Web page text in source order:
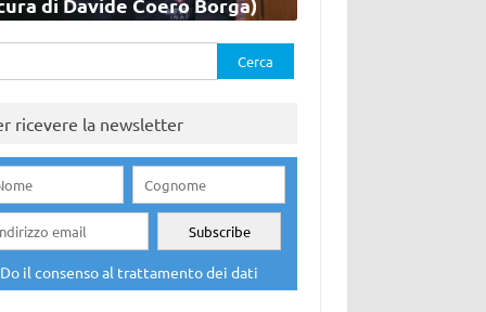
ricevere la newsletter
Do il consenso al trattamento dei dati